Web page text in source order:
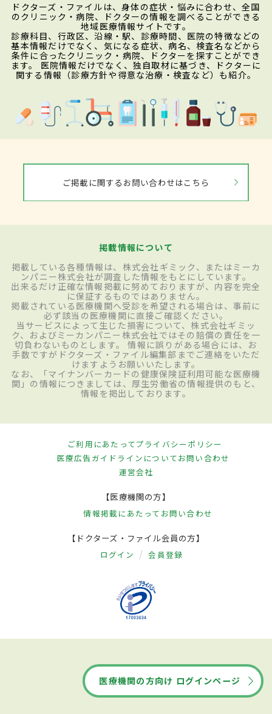
ドクターズ・ファイルは、身体の症状・悩みに合わせ、全国
のクリニック・病院、ドクターの情報を調べることができる
地域医療情報サイトです。
診療科目、行政区、沿線・駅、診療時間、医院の特徴などの
基本情報だけでなく、気になる症状、病名、検査名などから
条件に合ったクリニック・病院、ドクターを探すことができ
ます。 医院情報だけでなく、独自取材に基づき、ドクターに
関する情報（診療方針や得意な治療・検査など）も紹介。
ご掲載に関するお問い合わせはこちら
掲載情報について
掲載している各種情報は、株式会社ギミック、またはミーカ
ンパニー株式会社が調査した情報をもとにしています。
出来るだけ正確な情報掲載に努めておりますが、内容を完全
に保証するものではありません。
掲載されている医療機関へ受診を希望される場合は、事前に
必ず該当の医療機関に直接ご確認ください。
当サービスによって生じた損害について、株式会社ギミッ
ク、およびミーカンパニー株式会社ではその賠償の責任を一
切負わないものとします。 情報に誤りがある場合には、お
手数ですがドクターズ・ファイル編集部までご連絡をいただ
けますようお願いいたします。
なお、「マイナンバーカードの健康保険証利用可能な医療機
関」の情報につきましては、厚生労働省の情報提供のもと、
情報を掲出しております。
ご利用にあたってプライバシーポリシー
医療広告ガイドラインについてお問い合わせ
運営会社
【医療機関の方】
情報掲載にあたって お問い合わせ
【ドクターズ・ファイル会員の方】
ログイン 会員登録
医療機関の方向け ログインページ